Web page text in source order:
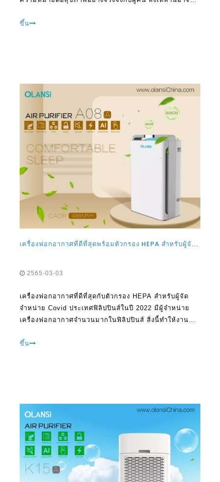
2565-03-03
จำหน่าย Covid ประเทศฟิลิปปินส์ในปี 2022 มีผู้จำหน่าย
ของคุณเลือก บริษัท ที่เหมาะสมเพื่ออุปถัมภ์ที่ยากและซับ
ซ้อนมาก ในความเป็นจริงคุณสามารถจบลงด้วยการไม่ได้
รับเงินที่ดีสำหรับเงินบาป
ขึ้น